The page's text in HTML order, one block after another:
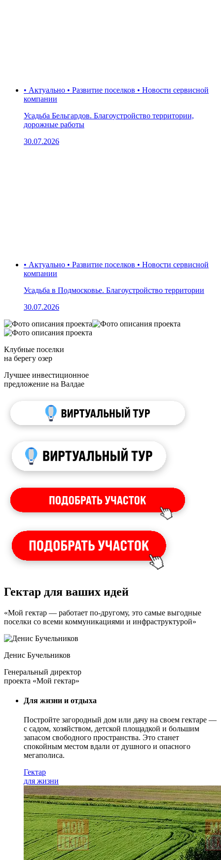
• Актуально • Развитие поселков • Новости сервисной
компании
Усадьба Бельгардов. Благоустройство территории,
дорожные работы
30.07.2026
• Актуально • Развитие поселков • Новости сервисной
компании
Усадьба в Подмосковье. Благоустройство территории
30.07.2026
Клубные поселки
на берегу озер
Лучшее инвестиционное
предложение на Валдае
Гектар для ваших идей
«Мой гектар — работает по-другому, это самые выгодные
поселки со всеми коммуникациями и инфраструктурой»
Денис Бучельников
Генеральный директор
проекта «Мой гектар»
Для жизни и отдыха
Постройте загородный дом или дачу на своем гектаре —
с садом, хозяйством, детской площадкой и большим
запасом свободного пространства. Это станет
спокойным местом вдали от душного и опасного
мегаполиса.
Гектар
для жизни